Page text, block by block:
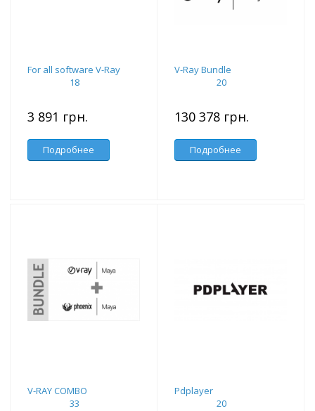
For all software V-Ray
18
3 891 грн.
Подробнее
V-Ray Bundle
20
130 378 грн.
Подробнее
V-RAY COMBO
33
Pdplayer
20